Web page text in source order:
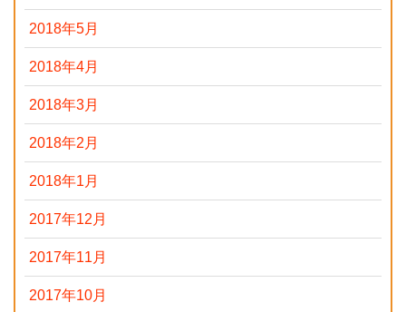
2018年5月
2018年4月
2018年3月
2018年2月
2018年1月
2017年12月
2017年11月
2017年10月